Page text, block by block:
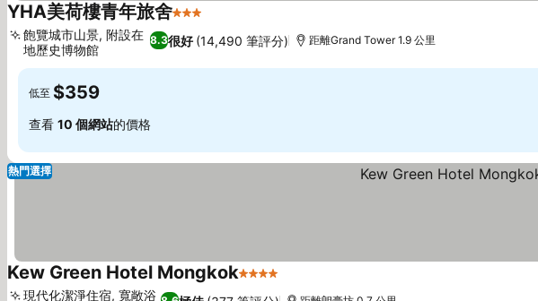
YHA美荷樓青年旅舍3 星級
8.3很好 (14,490 筆評分)
飽覽城市山景, 附設在
地歷史博物館
距離Grand Tower 1.9 公里
低至 $359
查看 10 個網站的價格
熱門選擇
Kew Green Hotel Mongkok4 星級
現代化潔淨住宿, 寬敞浴